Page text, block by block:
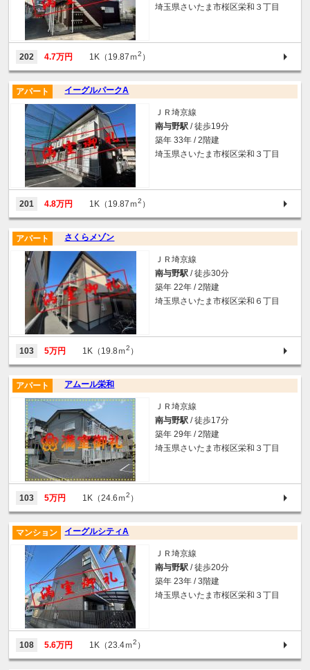
埼玉県さいたま市桜区栄和３丁目
202 4.7万円 1K（19.87ｍ2 ）
イーグルパークA
アパート
ＪＲ埼京線
南与野駅 / 徒歩19分
築年 33年 / 2階建
埼玉県さいたま市桜区栄和３丁目
201 4.8万円 1K（19.87ｍ2 ）
さくらメゾン
アパート
ＪＲ埼京線
南与野駅 / 徒歩30分
築年 22年 / 2階建
埼玉県さいたま市桜区栄和６丁目
103 5万円 1K（19.8ｍ2 ）
アムール栄和
アパート
ＪＲ埼京線
南与野駅 / 徒歩17分
築年 29年 / 2階建
埼玉県さいたま市桜区栄和３丁目
103 5万円 1K（24.6ｍ2 ）
イーグルシティA
マンション
ＪＲ埼京線
南与野駅 / 徒歩20分
築年 23年 / 3階建
埼玉県さいたま市桜区栄和３丁目
108 5.6万円 1K（23.4ｍ2 ）